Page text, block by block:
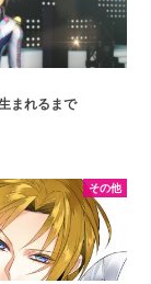
まれるまで
その他